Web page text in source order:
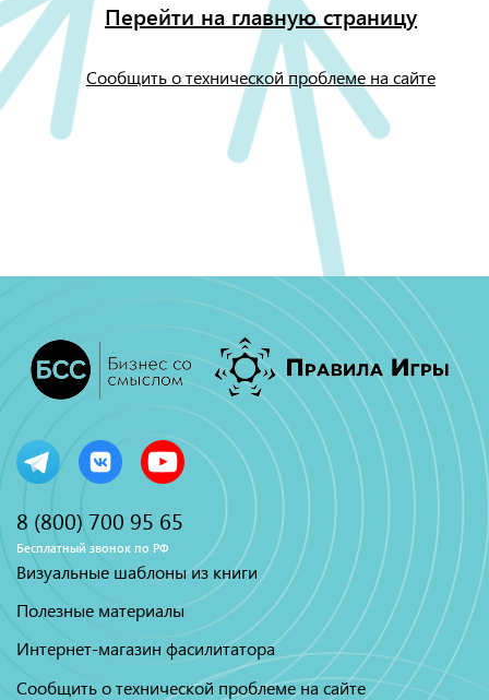
Перейти на главную страницу
Сообщить о технической проблеме на сайте
8 (800) 700 95 65
Бесплатный звонок по РФ
Визуальные шаблоны из книги
Полезные материалы
Интернет-магазин фасилитатора
Сообщить о технической проблеме на сайте